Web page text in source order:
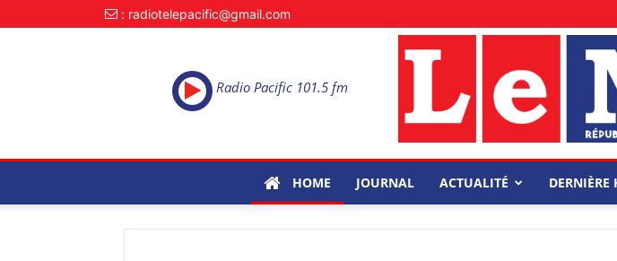
: radiotelepacific@gmail.com
Radio Pacific 101.5 fm
HOME JOURNAL ACTUALITÉ DERNIÈRE